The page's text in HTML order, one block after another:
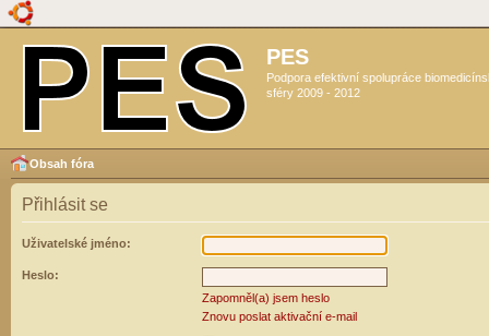
PES
Podpora efektivní spolupráce
sféry 2009 - 2012
Obsah fóra
Přihlásit se
Uživatelské jméno:
Heslo:
Zapomněl(a) jsem heslo
Znovu poslat aktivační e-mail